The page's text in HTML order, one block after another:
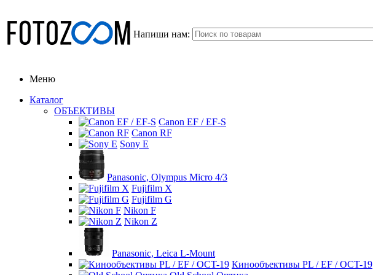
Напиши нам:
Меню
Каталог
ОБЪЕКТИВЫ
Canon EF / EF-S
Canon RF
Sony E
Panasonic, Olympus Micro 4/3
Fujifilm X
Fujifilm G
Nikon F
Nikon Z
Panasonic, Leica L-Mount
Кинообъективы PL / EF / OCT-19